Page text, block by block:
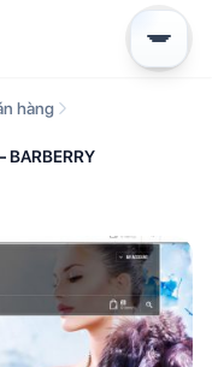
hàng
BARBERRY